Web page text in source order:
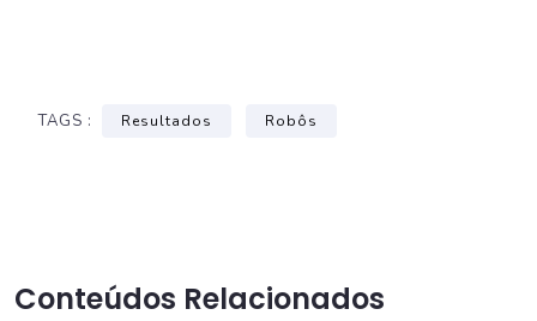
TAGS : Resultados Robôs
Conteúdos Relacionados